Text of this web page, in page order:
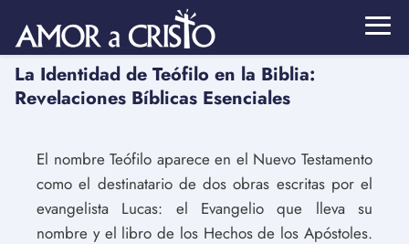
La Identidad de Teófilo en la Biblia:
Revelaciones Bíblicas Esenciales
El nombre Teófilo aparece en el Nuevo Testamento
como el destinatario de dos obras escritas por el
evangelista Lucas: el Evangelio que lleva su
nombre y el libro de los Hechos de los Apóstoles.